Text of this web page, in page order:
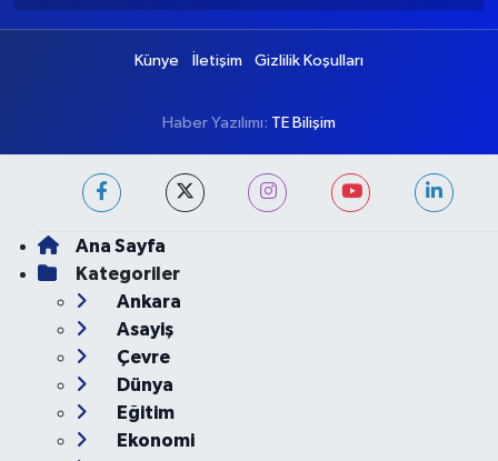
Haritası
Puan Durumu ve Fikstür Tüm Manşetler
Künye İletişim Gizlilik Koşulları
Haber Yazılımı:
Ana Sayfa
Kategoriler
Ankara
Asayiş